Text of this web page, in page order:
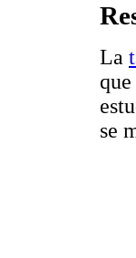
La
se